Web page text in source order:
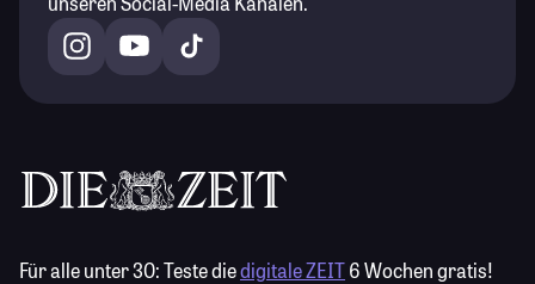
Für alle unter 30:Teste diedigitale ZEIT6 Wochen gratis!